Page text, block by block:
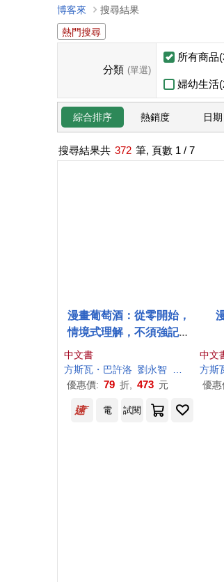
博客來
搜尋結果
熱門搜尋
分類 (單選)
所有商品
婦幼生活
綜合排序 熱銷度 日期
搜尋結果共 372 筆, 頁數 1 / 7
漫畫葡萄酒：從零開始，
情境式理解，不須強記，
史上最有趣的葡萄酒學習
之路
中文書
方斯瓦 ・ 巴許洛 劉永智
文森・布瓊
優惠價: 79 折, 473 元
中文
方斯
優惠
電 試閱